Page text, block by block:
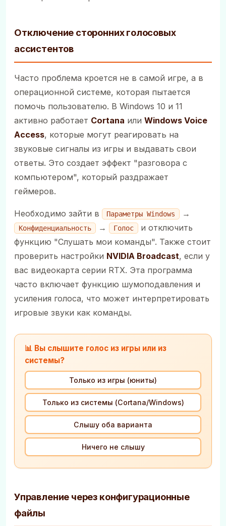
Отключение сторонних голосовых
ассистентов
Часто проблема кроется не в самой игре, а в
операционной системе, которая пытается
помочь пользователю. В Windows 10 и 11
активно работает Cortana или Windows Voice
Access, которые могут реагировать на
звуковые сигналы из игры и выдавать свои
ответы. Это создает эффект "разговора с
компьютером", который раздражает
геймеров.
Необходимо зайти в Параметры Windows →
Конфиденциальность → Голос
и отключить
функцию "Слушать мои команды". Также стоит
проверить настройки NVIDIA Broadcast, если у
вас видеокарта серии RTX. Эта программа
часто включает функцию шумоподавления и
усиления голоса, что может интерпретировать
игровые звуки как команды.
📊 Вы слышите голос из игры или из
системы?
Только из игры (юниты)
Только из системы (Cortana/Windows)
Слышу оба варианта
Ничего не слышу
Управление через конфигурационные
файлы